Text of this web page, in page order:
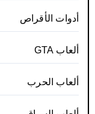
أدوات الأقراص
ألعاب GTA
ألعاب الحرب